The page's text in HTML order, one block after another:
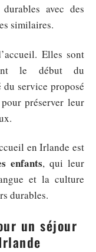
avec des
similaires.
Elles sont
le début du
service proposé
préserver leur
en Irlande est
enfants, qui leur
et la culture
durables.
un séjour